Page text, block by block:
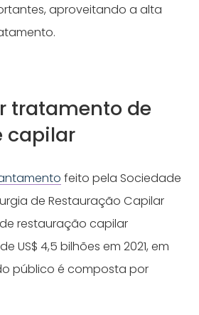
aproveitando a alta
tratamento de
capilar
feito pela Sociedade
de Restauração Capilar
de restauração capilar
US$ 4,5 bilhões em 2021, em
público é composta por